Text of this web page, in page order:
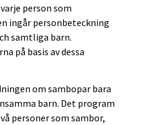
person som
ingår personbeteckning
samtliga barn.
på basis av dessa
om sambopar bara
barn. Det program
personer som sambor,